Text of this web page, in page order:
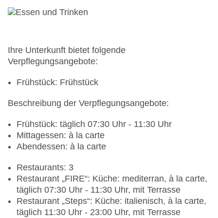
klimatisierte Tagungsräume, Tagungsequipment:
Gebäudeanzahl: 1, Etagen: 5, Zimmer: 154
Landeskategorie: 5 Sterne
Ihre Unterkunft bietet folgende
Verpflegungsangebote:
Frühstück: Frühstück
Beschreibung der Verpflegungsangebote:
Frühstück: täglich 07:30 Uhr - 11:30 Uhr
Mittagessen: à la carte
Abendessen: à la carte
Restaurants: 3
Restaurant „FIRE“: Küche: mediterran, à la carte,
täglich 07:30 Uhr - 11:30 Uhr, mit Terrasse
Restaurant „Steps“: Küche: italienisch, à la carte,
täglich 11:30 Uhr - 23:00 Uhr, mit Terrasse